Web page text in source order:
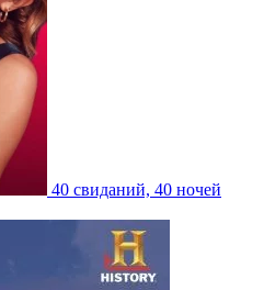
40 свиданий, 40 ночей